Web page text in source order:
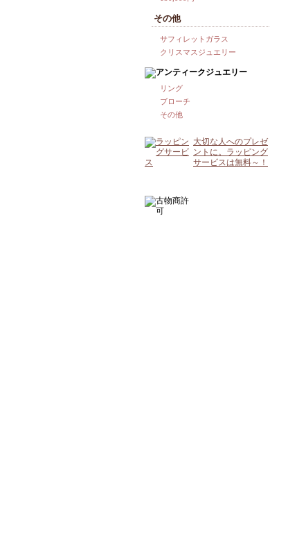
その他
サフィレットガラス
クリスマスジュエリー
リング
ブローチ
その他
大切な人へのプレゼ
ントに。ラッピング
サービスは無料～！